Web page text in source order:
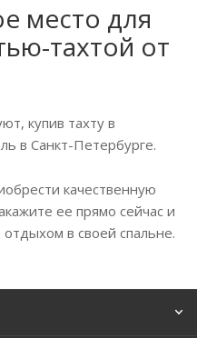
место для
тахтой от
купив тахту в
в Санкт-Петербурге.
качественную
ее прямо сейчас и
в своей спальне.